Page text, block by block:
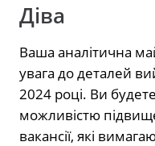
Діва
Ваша аналітична
увага до деталей
2024 році. Ви
можливістю
вакансії, які